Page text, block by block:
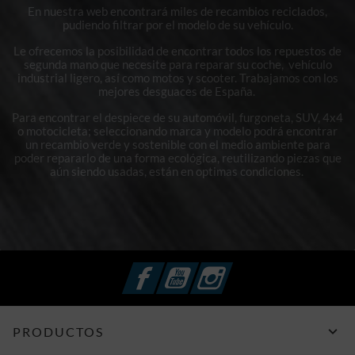
En nuestra web encontrará miles de recambios reciclados,
pudiendo filtrar por el modelo de su vehículo.
Le ofrecemos la posibilidad de encontrar todos los repuestos de
segunda mano que necesite para reparar su coche, vehículo
industrial ligero, así como motos y scooter. Trabajamos con los
mejores desguaces de España.
Para encontrar el despiece de su automóvil, furgoneta, SUV, 4x4
o motocicleta; seleccionando marca y modelo podrá encontrar
un recambio verde y sostenible con el medio ambiente para
poder repararlo de una forma ecológica, reutilizando piezas que
aún siendo usadas, están en optimas condiciones.
FacebookYouTubeInstagram
PRODUCTOS 